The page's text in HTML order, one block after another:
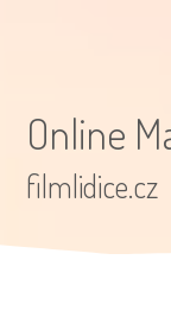
Online
filmlidice.cz